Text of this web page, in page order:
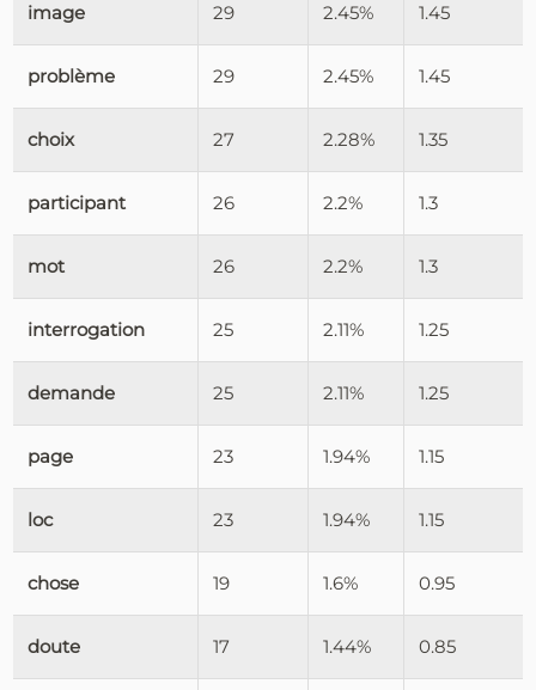
image 29 2.45% 1.45
problème 29 2.45% 1.45
choix 27 2.28% 1.35
participant 26 2.2% 1.3
mot 26 2.2% 1.3
interrogation 25 2.11% 1.25
demande 25 2.11% 1.25
page 23 1.94% 1.15
loc 23 1.94% 1.15
chose 19 1.6% 0.95
doute 17 1.44% 0.85